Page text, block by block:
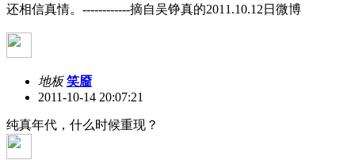
还相信真情。------------摘自吴铮真的2011.10.12日微博
地板 笑靥
2011-10-14 20:07:21
纯真年代，什么时候重现？